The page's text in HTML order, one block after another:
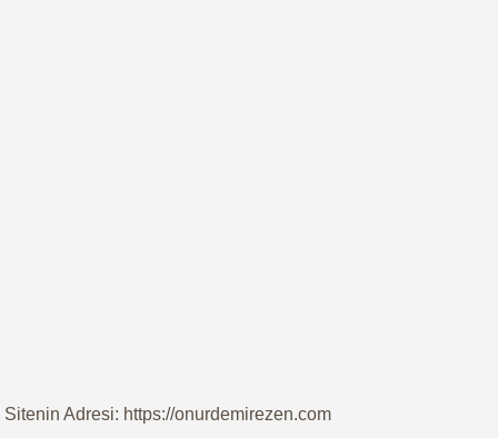
Sitenin Adresi: https://onurdemirezen.com